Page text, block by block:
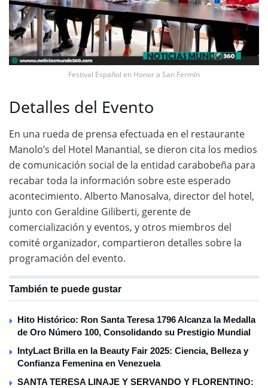
Festival Español en Honor a San Fermín
Detalles del Evento
En una rueda de prensa efectuada en el restaurante
Manolo’s del Hotel Manantial, se dieron cita los medios
de comunicación social de la entidad carabobeña para
recabar toda la información sobre este esperado
acontecimiento. Alberto Manosalva, director del hotel,
junto con Geraldine Giliberti, gerente de
comercialización y eventos, y otros miembros del
comité organizador, compartieron detalles sobre la
programación del evento.
También te puede gustar
Hito Histórico: Ron Santa Teresa 1796 Alcanza la Medalla
de Oro Número 100, Consolidando su Prestigio Mundial
IntyLact Brilla en la Beauty Fair 2025: Ciencia, Belleza y
Confianza Femenina en Venezuela
SANTA TERESA LINAJE Y SERVANDO Y FLORENTINO: